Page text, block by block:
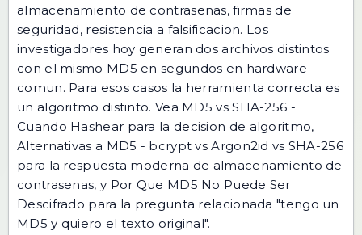
almacenamiento de contrasenas, firmas de
seguridad, resistencia a falsificacion. Los
investigadores hoy generan dos archivos distintos
con el mismo MD5 en segundos en hardware
comun. Para esos casos la herramienta correcta es
un algoritmo distinto. Vea MD5 vs SHA-256 -
Cuando Hashear para la decision de algoritmo,
Alternativas a MD5 - bcrypt vs Argon2id vs SHA-256
para la respuesta moderna de almacenamiento de
contrasenas, y Por Que MD5 No Puede Ser
Descifrado para la pregunta relacionada "tengo un
MD5 y quiero el texto original".